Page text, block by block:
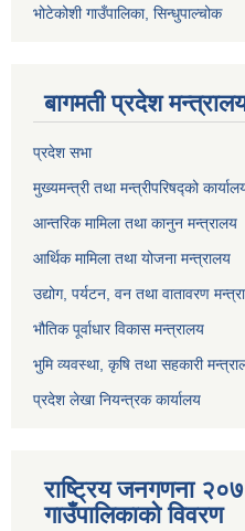
भोटेकोशी गाउँपालिका, सिन्धुपाल्चोक
बागमती प्रदेश
प्रदेश सभा
मुख्यमन्त्री तथा मन्त्रीपरिषद्को
आन्तरिक मामिला तथा कानुन मन्त्रालय
आर्थिक मामिला तथा योजना मन्त्रालय
उद्योग, पर्यटन, वन तथा वातावरण
भौतिक पूर्वाधार विकास मन्त्रालय
भुमि व्यवस्था, कृषि तथा सहकारी
प्रदेश लेखा नियन्त्रक कार्यालय
राष्ट्रिय जनगणना
गाउँपालिकाको विवरण